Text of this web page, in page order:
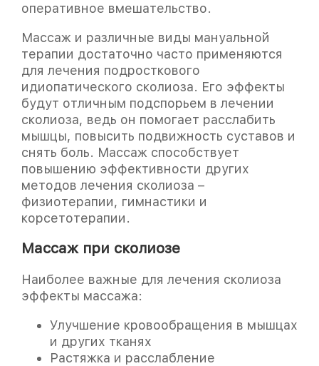
оперативное вмешательство.
Массаж и различные виды мануальной
терапии достаточно часто применяются
для лечения подросткового
идиопатического сколиоза. Его эффекты
будут отличным подспорьем в лечении
сколиоза, ведь он помогает расслабить
мышцы, повысить подвижность суставов и
снять боль. Массаж способствует
повышению эффективности других
методов лечения сколиоза –
физиотерапии, гимнастики и
корсетотерапии.
Наиболее важные для лечения сколиоза
эффекты массажа:
Улучшение кровообращения в мышцах
и других тканях
Растяжка и расслабление